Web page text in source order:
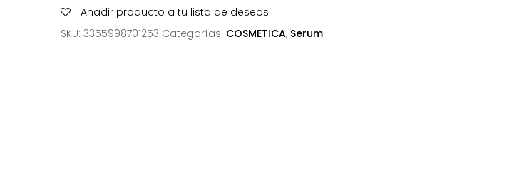
Añadir producto a tu lista de deseos
SKU: 3355998701253 Categorías: COSMETICA, Serum